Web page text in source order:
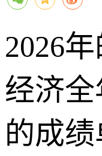
2026
经济
的成绩